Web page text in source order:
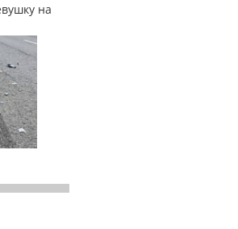
на